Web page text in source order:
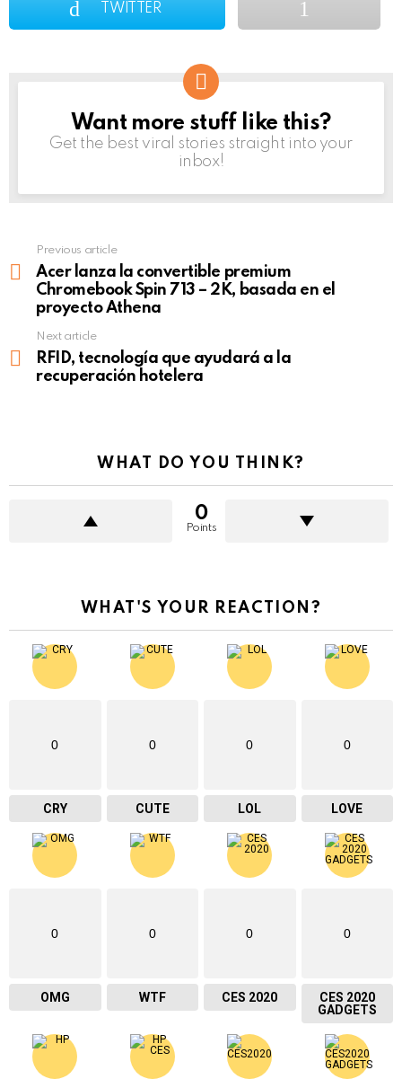
TWITTER
NEWSLETTER
Want more stuff like this?
Get the best viral stories straight into your
inbox!
more
Previous article
Acer lanza la convertible premium
Chromebook Spin 713 – 2K, basada en el
proyecto Athena
Next article
RFID, tecnología que ayudará a la
recuperación hotelera
WHAT DO YOU THINK?
0
Points
WHAT'S YOUR REACTION?
0
CRY
0
CUTE
0
LOL
0
LOVE
0
OMG
0
WTF
0
CES 2020
0
CES 2020
GADGETS